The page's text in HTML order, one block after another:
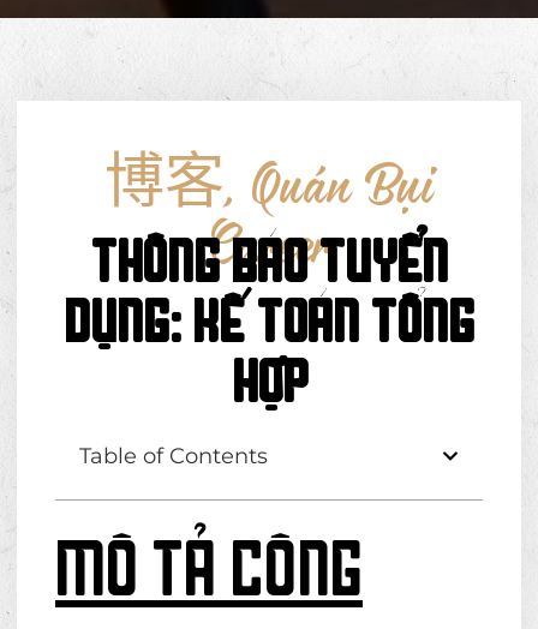
博客, Quán Bụi
Career
Thông báo tuyển
dụng: Kế toán tổng
hợp
Table of Contents
MÔ TẢ CÔNG